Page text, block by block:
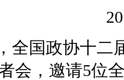
全国政协十二
会，邀请5位